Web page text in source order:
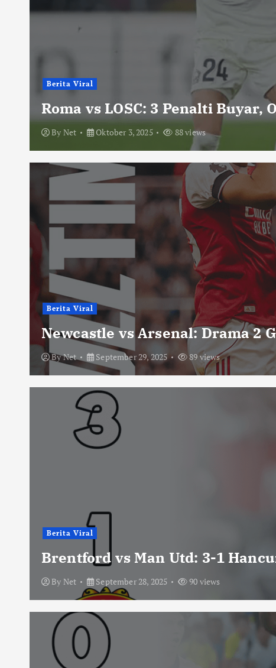
Berita Viral
Roma vs LOSC: 3 Penalti Buyar,
By Net Oktober 3, 2025 88 views
Berita Viral
Newcastle vs Arsenal: Drama 2
ByNet September 29, 2025 89 views
Berita Viral
Brentford vs Man Utd: 3-1
By Net September 28, 2025 90 views